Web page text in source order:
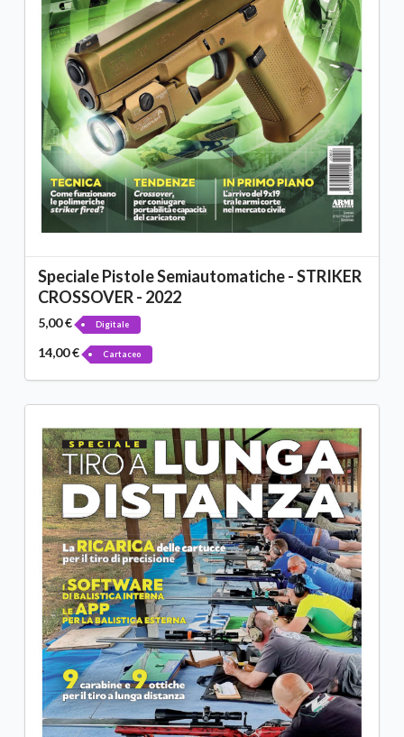
Speciale Pistole Semiautomatiche - STRIKER
CROSSOVER - 2022
5,00 € Digitale
14,00 € Cartaceo